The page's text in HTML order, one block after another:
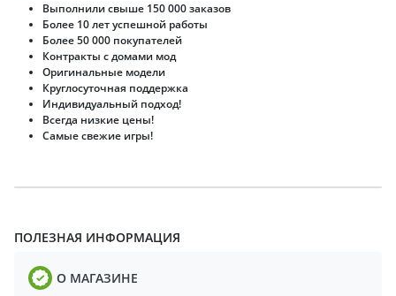
Выполнили свыше 150 000 заказов
Более 10 лет успешной работы
Более 50 000 покупателей
Контракты с домами мод
Оригинальные модели
Круглосуточная поддержка
Индивидуальный подход!
Всегда низкие цены!
Самые свежие игры!
ПОЛЕЗНАЯ ИНФОРМАЦИЯ
О МАГАЗИНЕ